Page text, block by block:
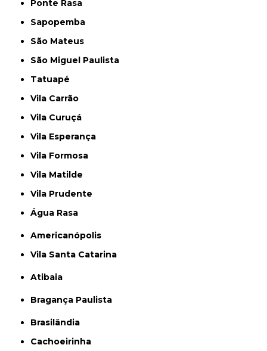
Ponte Rasa
Sapopemba
São Mateus
São Miguel Paulista
Tatuapé
Vila Carrão
Vila Curuçá
Vila Esperança
Vila Formosa
Vila Matilde
Vila Prudente
Água Rasa
Americanópolis
Vila Santa Catarina
Atibaia
Bragança Paulista
Brasilândia
Cachoeirinha